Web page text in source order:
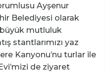
Ayşenur
Belediyesi olarak
büyük mutluluk
stantlarımızı yaz
Kanyonu’nu turlar ile
de ziyaret